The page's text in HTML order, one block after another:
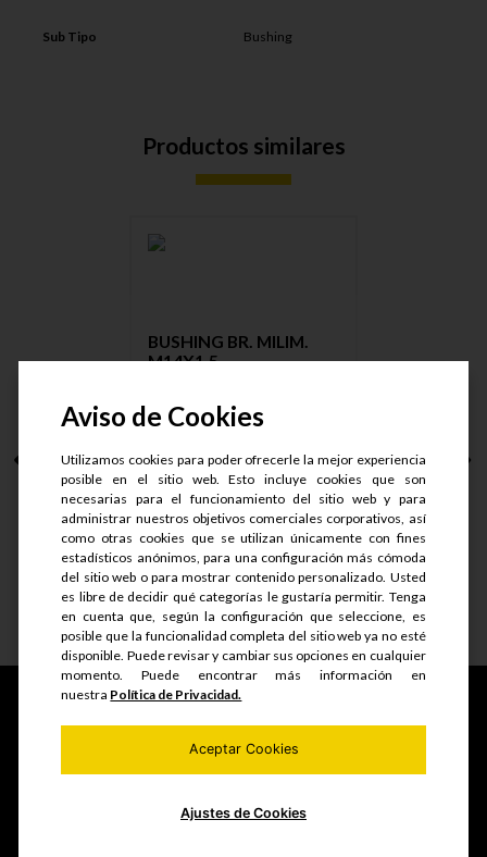
Sub Tipo Bushing
Productos similares
BUSHING BR. MILIM.
M14X1.5 ....
S/.23.75
S/. 19
Ver detalle
Fabricamos y comercializamos productos seriados,
estructuras metálicas, realizamos mantenimiento de
especializada y mucho más.
Aviso de Cookies
Utilizamos cookies para poder ofrecerle la mejor experiencia
posible en el sitio web. Esto incluye cookies que son
necesarias para el funcionamiento del sitio web y para
administrar nuestros objetivos comerciales corporativos, así
como otras cookies que se utilizan únicamente con fines
estadísticos anónimos, para una configuración más cómoda
del sitio web o para mostrar contenido personalizado. Usted
es libre de decidir qué categorías le gustaría permitir. Tenga
en cuenta que, según la configuración que seleccione, es
posible que la funcionalidad completa del sitio web ya no esté
disponible. Puede revisar y cambiar sus opciones en cualquier
momento. Puede encontrar más información en
nuestra Política de Privacidad.
Aceptar Cookies
Ajustes de Cookies